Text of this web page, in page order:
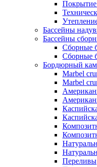
Бассейны
Бассейны
Сборные
Сборные
Бордюрный
Marbel
Marbel
Переливы